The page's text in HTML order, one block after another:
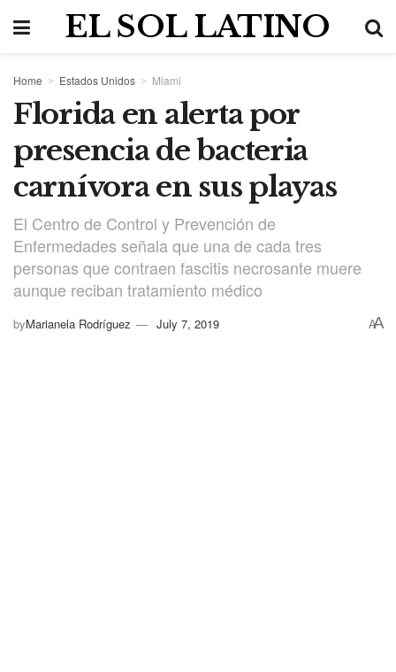
EL SOL LATINO
Home Estados Unidos Miami
Florida en alerta por
presencia de bacteria
carnívora en sus playas
El Centro de Control y Prevención de
Enfermedades señala que una de cada tres
personas que contraen fascitis necrosante muere
aunque reciban tratamiento médico
byMarianela Rodríguez July 7, 2019 AA